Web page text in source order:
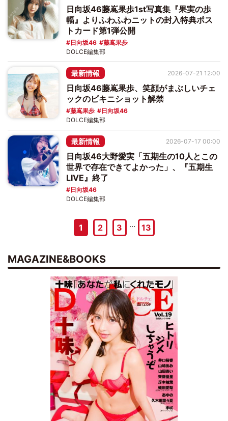
日向坂46藤嶌果歩1st写真集『果実の歩
幅』よりふわふわニットの封入特典ポス
トカード第1弾公開
日向坂46
藤嶌果歩
DOLCE編集部
最新情報
日向坂46藤嶌果歩、笑顔がまぶしいチェ
ックのビキニショット解禁
藤嶌果歩 日向坂46
2026-07-21 12:00
DOLCE編集部
最新情報
日向坂46大野愛実「五期生の10人とこの
世界で存在できてよかった」、『五期生
LIVE』終了
日向坂46
2026-07-17 00:00
DOLCE編集部
1 2 3 … 13
MAGAZINE&BOOKS